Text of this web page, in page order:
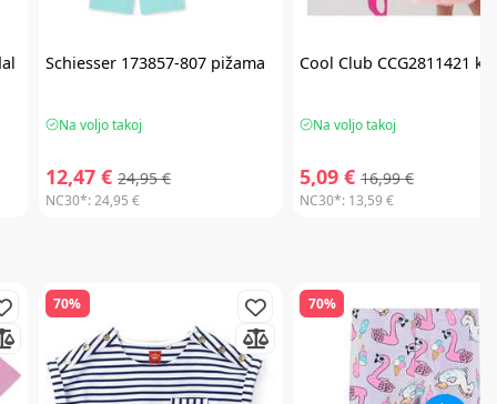
Schiesser173857-807 pižama
Na voljo takoj
12,47 € 24,95 €
NC30*:24,95 €
Cool Club CCG2811421
Na voljo takoj
5,09 € 16,99 €
NC30*: 13,59 €
70% 70%